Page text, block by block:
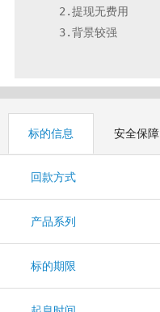
2.提现无费用
3.背景较强
标的信息 安全保障
回款方式
产品系列
标的期限